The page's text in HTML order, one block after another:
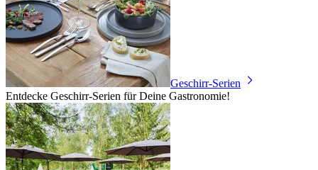
Geschirr-Serien
Entdecke Geschirr-Serien für Deine Gastronomie!